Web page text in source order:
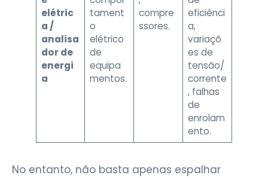
elétric
a /
analisa
dor de
energi
a
tament
o
elétrico
de
equipa
mentos.
compre
ssores.
eficiênci
a,
variaçõ
es de
tensão/
corrente
, falhas
de
enrolam
ento.
No entanto, não basta apenas espalhar